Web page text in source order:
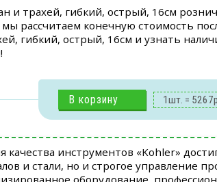
и трахей, гибкий, острый, 16см
рассчитаем конечную стоимость
гибкий, острый, 16см и узнать
В корзину 1шт. = 5267
качества инструментов «Kohler»
и стали, но и строгое управление